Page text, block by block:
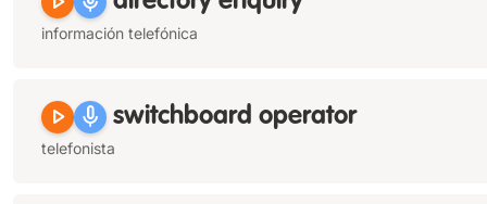
información telefónica
play_arrow mic switchboard operator
telefonista